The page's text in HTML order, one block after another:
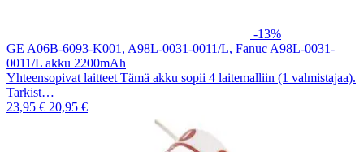
-13%
GE A06B-6093-K001, A98L-0031-0011/L, Fanuc A98L-0031-
0011/L akku 2200mAh
Yhteensopivat laitteet Tämä akku sopii 4 laitemalliin (1 valmistajaa).
Tarkist…
23,95 € 20,95 €